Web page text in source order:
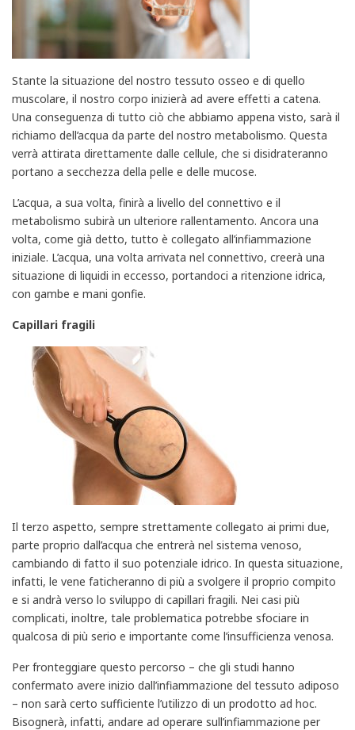
Stante la situazione del nostro tessuto osseo e di quello
muscolare, il nostro corpo inizierà ad avere effetti a catena.
Una conseguenza di tutto ciò che abbiamo appena visto, sarà il
richiamo dell’acqua da parte del nostro metabolismo. Questa
verrà attirata direttamente dalle cellule, che si disidrateranno
portano a secchezza della pelle e delle mucose.
L’acqua, a sua volta, finirà a livello del connettivo e il
metabolismo subirà un ulteriore rallentamento. Ancora una
volta, come già detto, tutto è collegato all’infiammazione
iniziale. L’acqua, una volta arrivata nel connettivo, creerà una
situazione di liquidi in eccesso, portandoci a ritenzione idrica,
con gambe e mani gonfie.
Capillari fragili
Il terzo aspetto, sempre strettamente collegato ai primi due,
parte proprio dall’acqua che entrerà nel sistema venoso,
cambiando di fatto il suo potenziale idrico. In questa situazione,
infatti, le vene faticheranno di più a svolgere il proprio compito
e si andrà verso lo sviluppo di capillari fragili. Nei casi più
complicati, inoltre, tale problematica potrebbe sfociare in
qualcosa di più serio e importante come l’insufficienza venosa.
Per fronteggiare questo percorso – che gli studi hanno
confermato avere inizio dall’infiammazione del tessuto adiposo
– non sarà certo sufficiente l’utilizzo di un prodotto ad hoc.
Bisognerà, infatti, andare ad operare sull’infiammazione per